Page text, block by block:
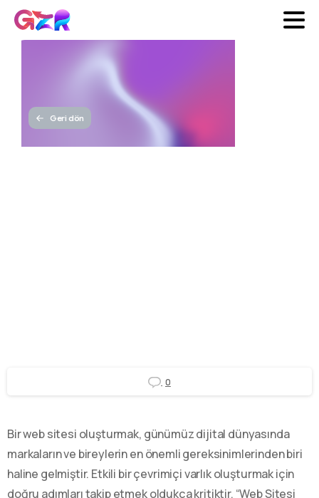
Geri dön
0
Bir web sitesi oluşturmak, günümüz dijital dünyasında
markaların ve bireylerin en önemli gereksinimlerinden biri
haline gelmiştir. Etkili bir çevrimiçi varlık oluşturmak için
doğru adımları takip etmek oldukça kritiktir. “Web Sitesi